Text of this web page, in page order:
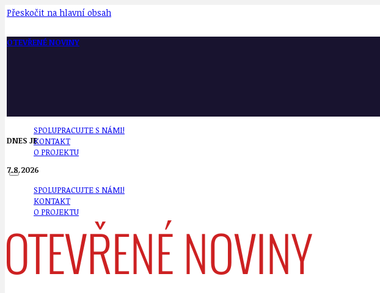
Přeskočit na hlavní obsah
OTEVŘENÉ NOVINY
SPOLUPRACUJTE S NÁMI!
KONTAKT
O PROJEKTU
SPOLUPRACUJTE S NÁMI!
KONTAKT
O PROJEKTU
DNES JE
7.8.2026